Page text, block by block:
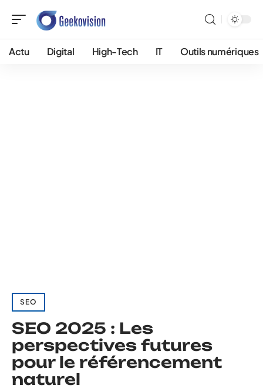
Actu Digital High-Tech IT Outils numériques
SEO
SEO 2025 : Les
perspectives futures
pour le référencement
naturel